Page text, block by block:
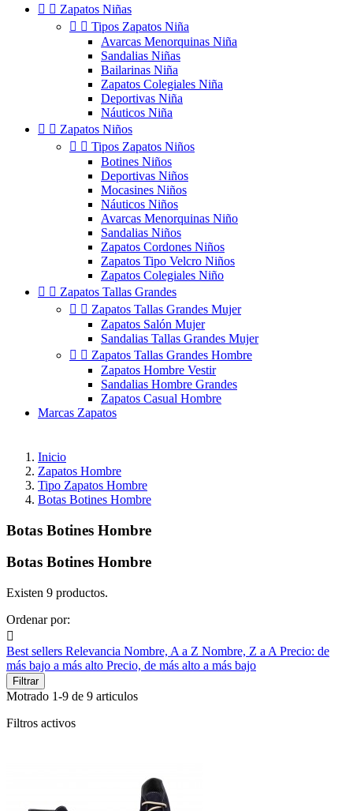
  Zapatos Niñas
  Tipos Zapatos Niña
Avarcas Menorquinas Niña
Sandalias Niñas
Bailarinas Niña
Zapatos Colegiales Niña
Deportivas Niña
Náuticos Niña
  Zapatos Niños
  Tipos Zapatos Niños
Botines Niños
Deportivas Niños
Mocasines Niños
Náuticos Niños
Avarcas Menorquinas Niño
Sandalias Niños
Zapatos Cordones Niños
Zapatos Tipo Velcro Niños
Zapatos Colegiales Niño
  Zapatos Tallas Grandes
  Zapatos Tallas Grandes Mujer
Zapatos Salón Mujer
Sandalias Tallas Grandes Mujer
  Zapatos Tallas Grandes Hombre
Zapatos Hombre Vestir
Sandalias Hombre Grandes
Zapatos Casual Hombre
Marcas Zapatos
Inicio
Zapatos Hombre
Tipo Zapatos Hombre
Botas Botines Hombre
Botas Botines Hombre
Botas Botines Hombre
Existen 9 productos.
Ordenar por:

Best sellers Relevancia Nombre, A a Z Nombre, Z a A Precio: de
más bajo a más alto Precio, de más alto a más bajo
Filtrar
Motrado 1-9 de 9 articulos
Filtros activos